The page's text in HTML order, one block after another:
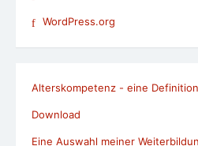
WordPress.org
Alterskompetenz - eine Definition
Download
Eine Auswahl meiner